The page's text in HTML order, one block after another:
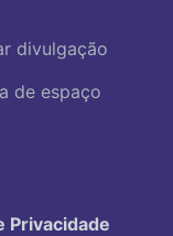
divulgação
de espaço
Privacidade